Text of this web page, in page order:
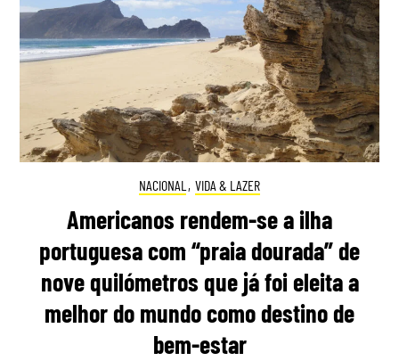
NACIONAL , VIDA & LAZER
Americanos rendem-se a ilha
portuguesa com “praia dourada” de
nove quilómetros que já foi eleita a
melhor do mundo como destino de
bem-estar